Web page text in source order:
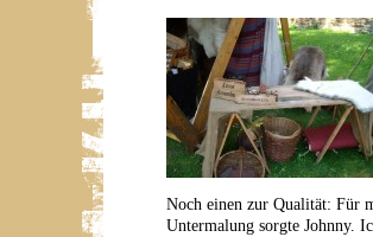
Noch einen zur Qualität: Für
Untermalung sorgte Johnny.